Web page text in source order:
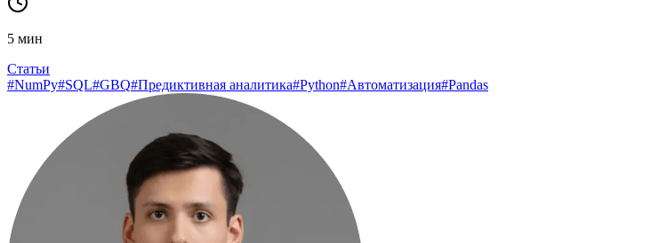
5 мин
Статьи
#NumPy#SQL#GBQ#Предиктивная аналитика#Python#Автоматизация#Pandas